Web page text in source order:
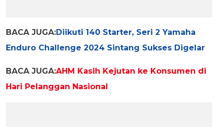
BACA JUGA:Diikuti 140 Starter, Seri 2 Yamaha
Enduro Challenge 2024 Sintang Sukses Digelar
BACA JUGA:AHM Kasih Kejutan ke Konsumen di
Hari Pelanggan Nasional